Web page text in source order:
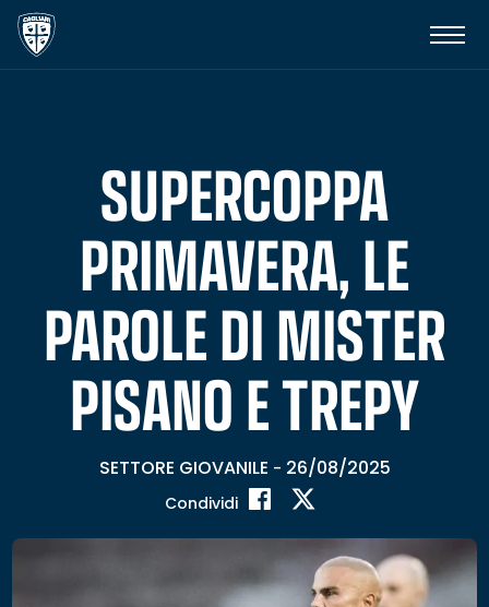
SUPERCOPPA
PRIMAVERA, LE
PAROLE DI MISTER
PISANO E TREPY
SETTORE GIOVANILE - 26/08/2025
Condividi